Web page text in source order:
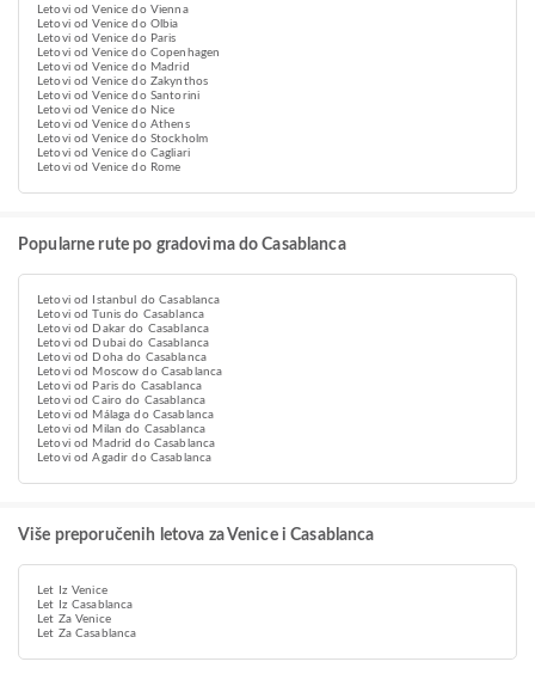
Letovi od Venice do Vienna
Letovi od Venice do Olbia
Letovi od Venice do Paris
Letovi od Venice do Copenhagen
Letovi od Venice do Madrid
Letovi od Venice do Zakynthos
Letovi od Venice do Santorini
Letovi od Venice do Nice
Letovi od Venice do Athens
Letovi od Venice do Stockholm
Letovi od Venice do Cagliari
Letovi od Venice do Rome
Popularne rute po gradovima do Casablanca
Letovi od Istanbul do Casablanca
Letovi od Tunis do Casablanca
Letovi od Dakar do Casablanca
Letovi od Dubai do Casablanca
Letovi od Doha do Casablanca
Letovi od Moscow do Casablanca
Letovi od Paris do Casablanca
Letovi od Cairo do Casablanca
Letovi od Málaga do Casablanca
Letovi od Milan do Casablanca
Letovi od Madrid do Casablanca
Letovi od Agadir do Casablanca
Više preporučenih letova za Venice i Casablanca
Let Iz Venice
Let Iz Casablanca
Let Za Venice
Let Za Casablanca